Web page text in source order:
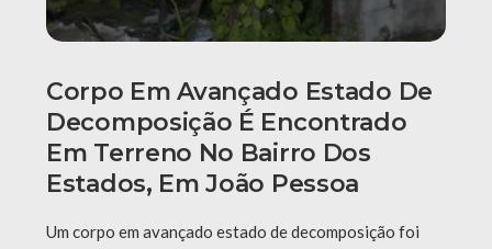
Corpo Em Avançado Estado De
Decomposição É Encontrado
Em Terreno No Bairro Dos
Estados, Em João Pessoa
Um corpo em avançado estado de decomposição foi